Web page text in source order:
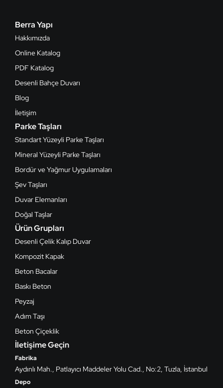
Berra Yapı
Hakkımızda
Online Katalog
PDF Katalog
Desenli Bahçe Duvarı
Blog
İletişim
Parke Taşları
Standart Yüzeyli Parke Taşları
Mineral Yüzeyli Parke Taşları
Bordür ve Yağmur Uygulamaları
Şev Taşları
Duvar Elemanları
Doğal Taşlar
Ürün Grupları
Desenli Çelik Kalıp Duvar
Kompozit Kapak
Beton Bacalar
Baskı Beton
Peyzaj
Adım Taşı
Beton Çiçeklik
İletişime Geçin
Fabrika
Aydınlı Mah., Patlayıcı Maddeler Yolu Cad., No:2, Tuzla, İstanbul
Depo